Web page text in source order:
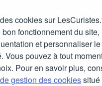
cookies sur
fonctionnement du site,
et personnaliser le
Vous pouvez à tout
Pour en savoir plus,
gestion des cookiessitué
de-l'Orne